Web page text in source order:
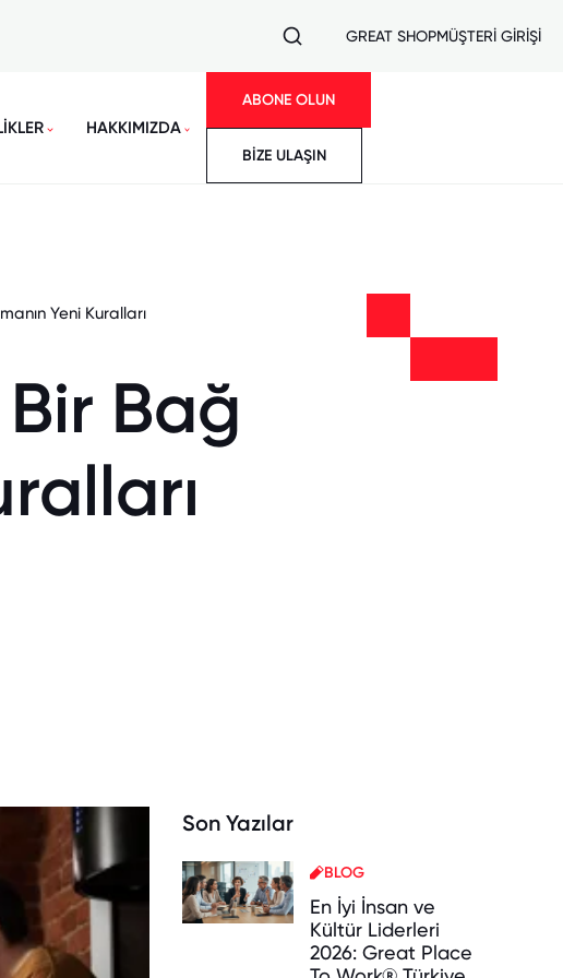
GREAT SHOPMÜŞTERİ GİRİŞİ
HAKKIMIZDA
ABONE OLUN
BİZE ULAŞIN
Yeni Kuralları
Bağ
Son Yazılar
BLOG
En İyi İnsan ve
Kültür Liderleri
2026: Great Place